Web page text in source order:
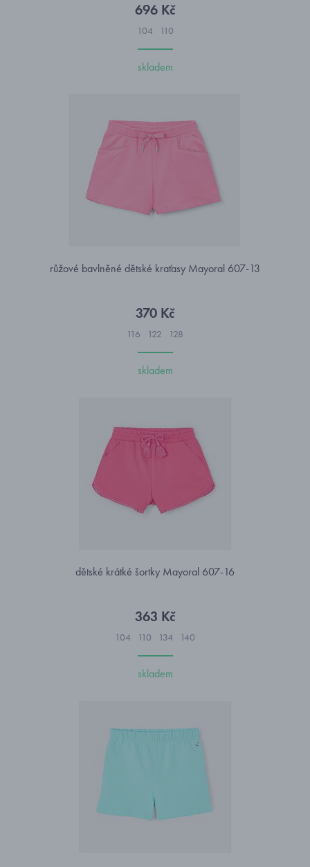
696 Kč
104 110
skladem
růžové bavlněné dětské kraťasy Mayoral 607-13
370 Kč
116 122 128
skladem
dětské krátké šortky Mayoral 607-16
363 Kč
104 110 134 140
skladem